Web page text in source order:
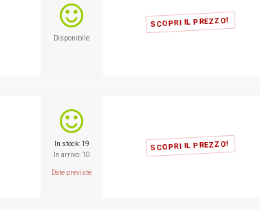
SCOPRI IL PREZZO!
Disponibile
SCOPRI IL PREZZO!
In stock: 19
In arrivo: 10
Date previste